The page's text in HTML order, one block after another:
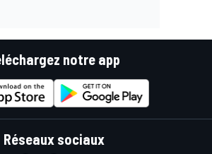
notre app
Réseaux sociaux